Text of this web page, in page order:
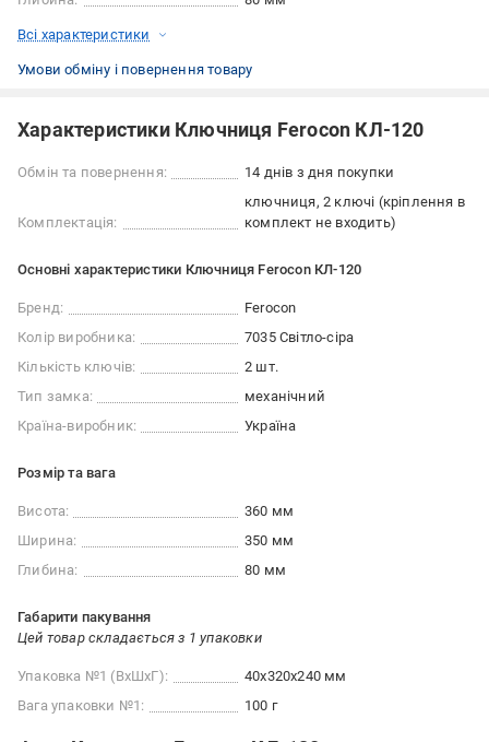
Всі характеристики
Умови обміну і повернення товару
Характеристики Ключниця Ferocon КЛ-120
Обмін та повернення: 14 днів з дня покупки
Комплектація:
ключниця, 2 ключі (кріплення в
комплект не входить)
Основні характеристики Ключниця Ferocon КЛ-120
Бренд:
Ferocon
Колір виробника:
7035 Світло-сіра
Кількість ключів:
2 шт.
Тип замка:
механічний
Країна-виробник:
Україна
Розмір та вага
Висота:
360 мм
Ширина:
350 мм
Глибина:
80 мм
Габарити пакування
Цей товар складається з 1 упаковки
Упаковка №1 (ВхШхГ):
40x320x240 мм
Вага упаковки №1:
100 г